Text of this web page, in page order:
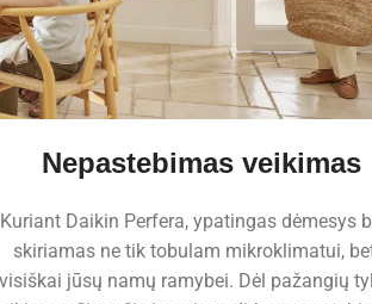
Nepastebimas veikimas
Kuriant Daikin Perfera, ypatingas dėmesys
skiriamas ne tik tobulam mikroklimatui,
visiškai jūsų namų ramybei. Dėl pažangių